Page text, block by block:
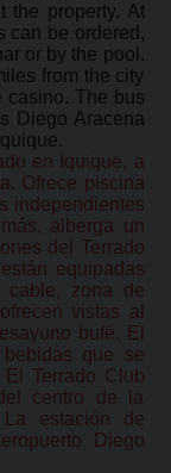
the property. At
can be ordered,
or by the pool.
from the city
casino. The bus
Diego Aracena
en Iquique, a
Ofrece piscina
independientes
alberga un
del Terrado
equipadas
cable, zona de
vistas al
bufé. El
que se
Terrado Club
centro de la
estación de
Diego